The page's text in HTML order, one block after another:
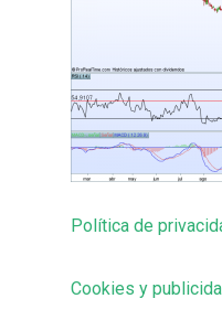
Política de
Cookies y